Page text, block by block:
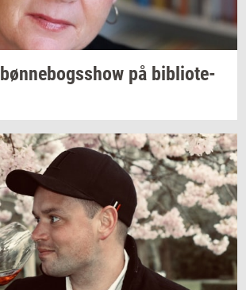
bøn­ne­bogsshow på bi­bli­o­te­